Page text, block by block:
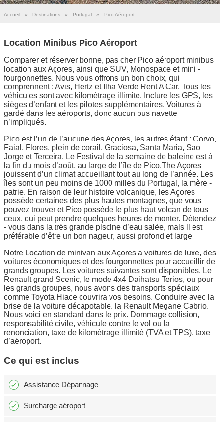
Accueil » Destinations » Portugal » Pico Aéroport
Location Minibus Pico Aéroport
Comparer et réserver bonne, pas cher Pico aéroport minibus
location aux Açores, ainsi que SUV, Monospace et mini -
fourgonnettes. Nous vous offrons un bon choix, qui
comprennent : Avis, Hertz et Ilha Verde Rent A Car. Tous les
véhicules sont avec kilométrage illimité. Inclure les GPS, les
sièges d’enfant et les pilotes supplémentaires. Voitures à
gardé dans les aéroports, donc aucun bus navette
n’impliqués.
Pico est l’un de l’aucune des Açores, les autres étant : Corvo,
Faial, Flores, plein de corail, Graciosa, Santa Maria, Sao
Jorge et Terceira. Le Festival de la semaine de baleine est à
la fin du mois d’août, au large de l’île de Pico.The Açores
jouissent d’un climat accueillant tout au long de l’année. Les
îles sont un peu moins de 1000 milles du Portugal, la mère -
patrie. En raison de leur histoire volcanique, les Açores
possède certaines des plus hautes montagnes, que vous
pouvez trouver et Pico possède le plus haut volcan de tous
ceux, qui peut prendre quelques heures de monter. Détendez
- vous dans la très grande piscine d’eau salée, mais il est
préférable d’être un bon nageur, aussi profond et large.
Notre Location de minivan aux Açores a voitures de luxe, des
voitures économiques et des fourgonnettes pour accueillir de
grands groupes. Les voitures suivantes sont disponibles. Le
Renault grand Scenic, le mode 4x4 Daihatsu Terios, ou pour
les grands groupes, nous avons des transports spéciaux
comme Toyota Hiace couvrira vos besoins. Conduire avec la
brise de la voiture décapotable, la Renault Megane Cabrio.
Nous voici en standard dans le prix. Dommage collision,
responsabilité civile, véhicule contre le vol ou la
renonciation, taxe de kilométrage illimité (TVA et TPS), taxe
d’aéroport.
Ce qui est inclus
Assistance Dépannage
Surcharge aéroport